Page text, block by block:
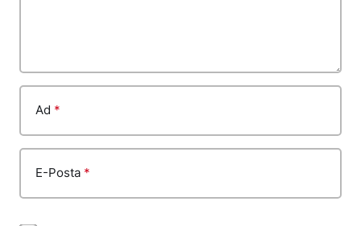
Ad *
E-Posta *